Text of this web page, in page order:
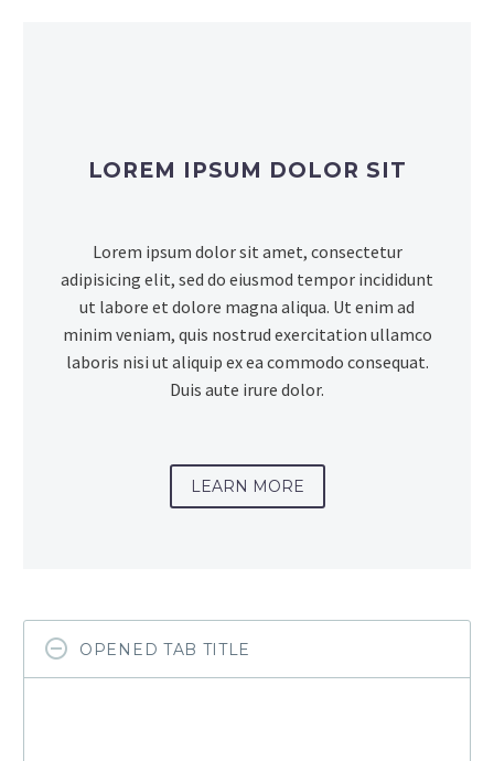
LOREM IPSUM DOLOR SIT
Lorem ipsum dolor sit amet, consectetur
adipisicing elit, sed do eiusmod tempor incididunt
ut labore et dolore magna aliqua. Ut enim ad
minim veniam, quis nostrud exercitation ullamco
laboris nisi ut aliquip ex ea commodo consequat.
Duis aute irure dolor.
LEARN MORE
OPENED TAB TITLE